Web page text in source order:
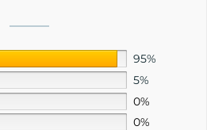
95%
5%
0%
0%